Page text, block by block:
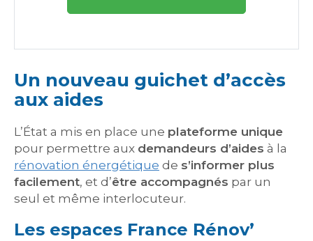
Un nouveau guichet d’accès
aux aides
L’État a mis en place une plateforme unique
pour permettre aux demandeurs d’aides à la
rénovation énergétique de s’informer plus
facilement, et d’être accompagnés par un
seul et même interlocuteur.
Les espaces France Rénov’